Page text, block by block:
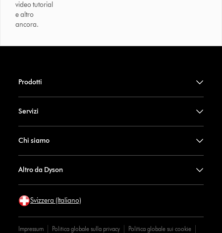
video tutorial
e altro
ancora.
Prodotti
Servizi
Chi siamo
Altro da Dyson
Svizzera (Italiano)
Impressum Politica globale sulla privacy Politica globale sui cookie